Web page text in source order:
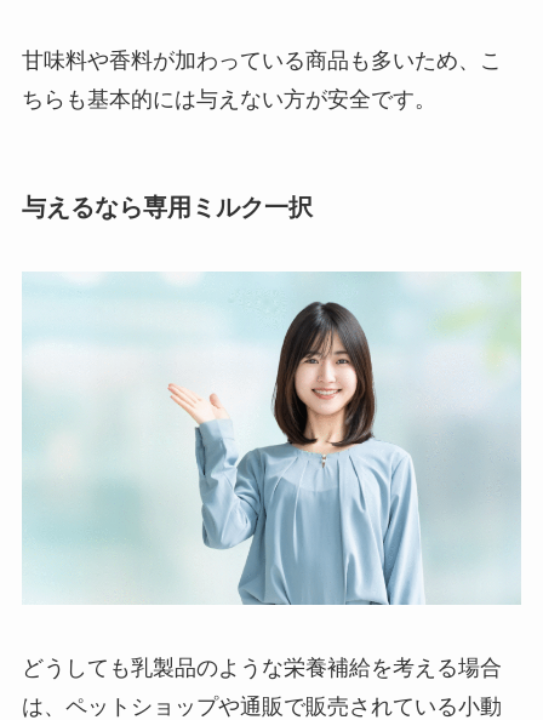
甘味料や香料が加わっている商品も多いため、こ
ちらも基本的には与えない方が安全です。
与えるなら専用ミルク一択
どうしても乳製品のような栄養補給を考える場合
は、ペットショップや通販で販売されている小動